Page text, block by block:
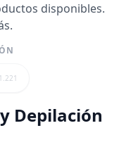
disponibles.
1.221
Depilación